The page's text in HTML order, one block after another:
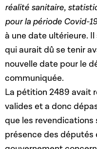
réalité sanitaire,
pour la période Covid-
à une date ultérieure.
qui aurait dû se tenir
nouvelle date pour le
communiquée.
La pétition 2489 avait
valides et a donc
que les
présence des députés